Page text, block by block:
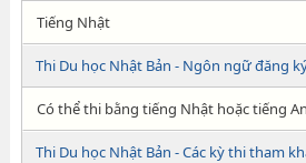
Tiếng Nhật
Thi Du học Nhật Bản - Ngôn ngữ đăng
Có thể thi bằng tiếng Nhật hoặc tiếng
Thi Du học Nhật Bản - Các kỳ thi tham